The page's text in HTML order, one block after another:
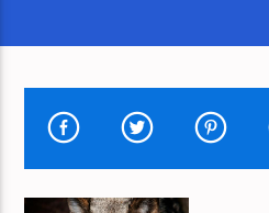
HUIDIG NUMMER
TITEL
ARTIEST